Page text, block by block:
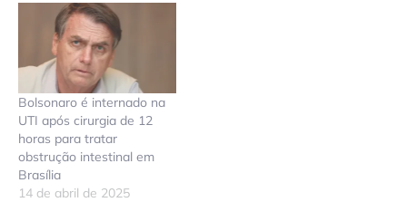
Bolsonaro é internado na
UTI após cirurgia de 12
horas para tratar
obstrução intestinal em
Brasília
14 de abril de 2025